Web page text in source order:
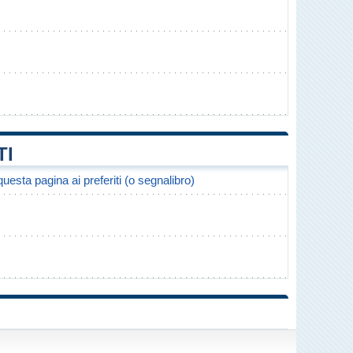
pagina ai preferiti (o segnalibro)